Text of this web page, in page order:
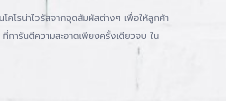
รน่าไวรัสจากจุดสัมผัสต่างๆ เพื่อให้ลูกค้า
ารันตีความสะอาดเพียงครั้งเดียวจบ ใน